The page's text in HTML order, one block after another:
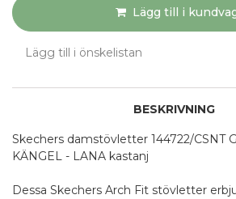
Lägg till i
Lägg till i önskelistan
BESKRIVNING
Skechers damstövletter 144722/CSNT
KÄNGEL - LANA kastanj
Dessa Skechers Arch Fit stövletter